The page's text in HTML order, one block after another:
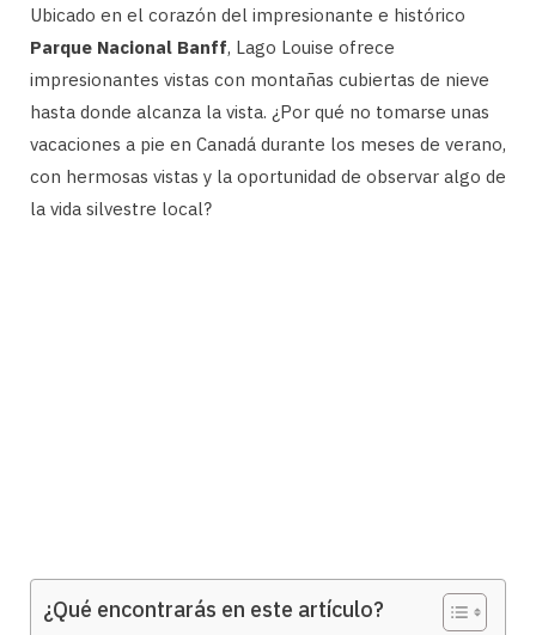
Ubicado en el corazón del impresionante e histórico
Parque Nacional Banff, Lago Louise ofrece
impresionantes vistas con montañas cubiertas de nieve
hasta donde alcanza la vista. ¿Por qué no tomarse unas
vacaciones a pie en Canadá durante los meses de verano,
con hermosas vistas y la oportunidad de observar algo de
la vida silvestre local?
¿Qué encontrarás en este artículo?